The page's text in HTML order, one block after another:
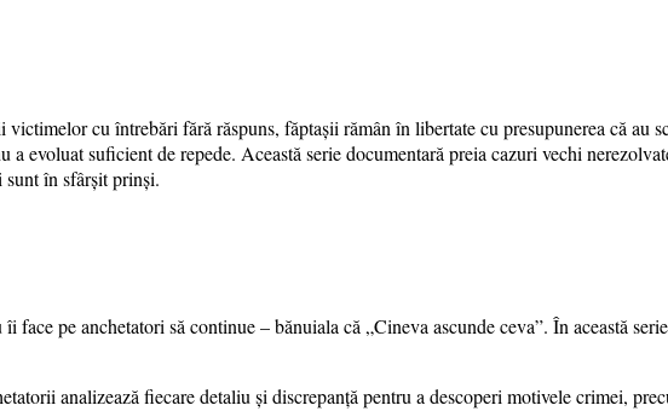
cu întrebări fără răspuns, făptașii rămân în libertate cu presupunerea că au
evoluat suficient de repede. Această serie documentară preia cazuri vechi
sunt în sfârșit prinși.
face pe anchetatori să continue – bănuiala că „Cineva ascunde ceva”. În această
analizează fiecare detaliu și discrepanță pentru a descoperi motivele crimei,